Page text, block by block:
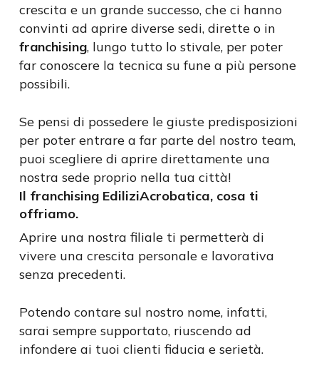
crescita e un grande successo, che ci hanno
convinti ad aprire diverse sedi, dirette o in
franchising, lungo tutto lo stivale, per poter
far conoscere la tecnica su fune a più persone
possibili.
Se pensi di possedere le giuste predisposizioni
per poter entrare a far parte del nostro team,
puoi scegliere di aprire direttamente una
nostra sede proprio nella tua città!
Il franchising EdiliziAcrobatica, cosa ti
offriamo.
Aprire una nostra filiale ti permetterà di
vivere una crescita personale e lavorativa
senza precedenti.
Potendo contare sul nostro nome, infatti,
sarai sempre supportato, riuscendo ad
infondere ai tuoi clienti fiducia e serietà.